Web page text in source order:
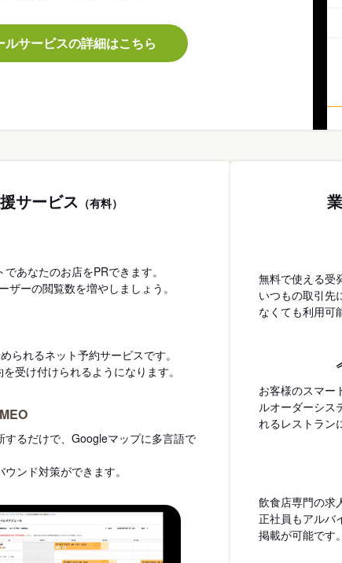
サービスの詳細はこちら
サービス （有料）
あなたのお店をPRできます。
ザーの閲覧数を増やしましょう。
られるネット予約サービスです。
受け付けられるようになります。
するだけで、Googleマップに多言語で
ンド対策ができます。
無料で使える受
いつもの取引先
なくても利用可
お客様のスマー
ルオーダーシス
れるレストラン
飲食店専門の求
正社員もアルバ
掲載が可能です。